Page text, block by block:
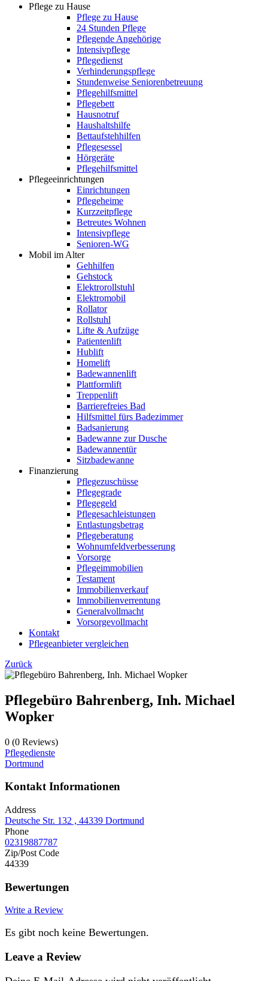
Pflege zu Hause
Pflege zu Hause
24 Stunden Pflege
Pflegende Angehörige
Intensivpflege
Pflegedienst
Verhinderungspflege
Stundenweise Seniorenbetreuung
Pflegehilfsmittel
Pflegebett
Hausnotruf
Haushaltshilfe
Bettaufstehhilfen
Pflegesessel
Hörgeräte
Pflegehilfsmittel
Pflegeeinrichtungen
Einrichtungen
Pflegeheime
Kurzzeitpflege
Betreutes Wohnen
Intensivpflege
Senioren-WG
Mobil im Alter
Gehhilfen
Gehstock
Elektrorollstuhl
Elektromobil
Rollator
Rollstuhl
Lifte & Aufzüge
Patientenlift
Hublift
Homelift
Badewannenlift
Plattformlift
Treppenlift
Barrierefreies Bad
Hilfsmittel fürs Badezimmer
Badsanierung
Badewanne zur Dusche
Badewannentür
Sitzbadewanne
Finanzierung
Pflegezuschüsse
Pflegegrade
Pflegegeld
Pflegesachleistungen
Entlastungsbetrag
Pflegeberatung
Wohnumfeldverbesserung
Vorsorge
Pflegeimmobilien
Testament
Immobilienverkauf
Immobilienverrentung
Generalvollmacht
Vorsorgevollmacht
Kontakt
Pflegeanbieter vergleichen
Zurück
Pflegebüro Bahrenberg, Inh. Michael
Wopker
0 (0 Reviews)
Pflegedienste
Dortmund
Kontakt Informationen
Address
Deutsche Str. 132 , 44339 Dortmund
Phone
02319887787
Zip/Post Code
44339
Bewertungen
Write a Review
Es gibt noch keine Bewertungen.
Leave a Review